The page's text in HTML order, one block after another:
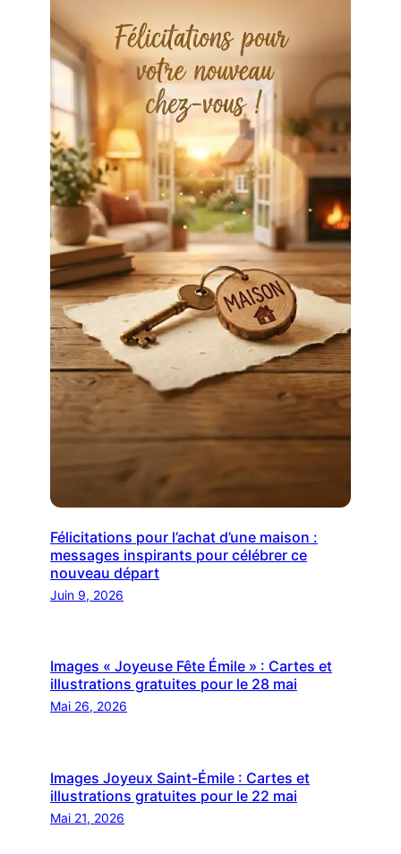
Félicitations pour l’achat d’une maison :
messages inspirants pour célébrer ce
nouveau départ
Juin 9, 2026
Images « Joyeuse Fête Émile » : Cartes et
illustrations gratuites pour le 28 mai
Mai 26, 2026
Images Joyeux Saint-Émile : Cartes et
illustrations gratuites pour le 22 mai
Mai 21, 2026